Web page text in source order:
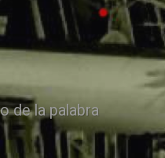
de la palabra